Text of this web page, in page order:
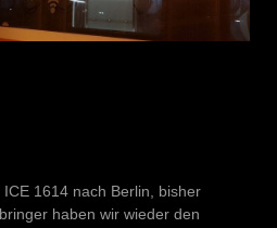
1614 nach Berlin, bisher
haben wir wieder den